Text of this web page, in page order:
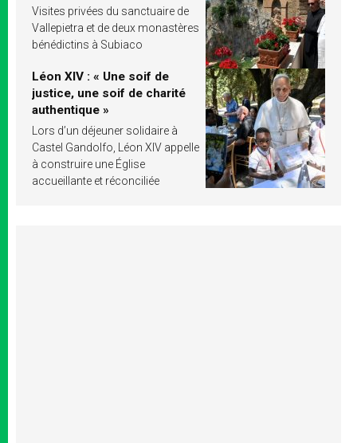
Visites privées du sanctuaire de
Vallepietra et de deux monastères
bénédictins à Subiaco
Léon XIV : « Une soif de
justice, une soif de charité
authentique »
Lors d’un déjeuner solidaire à
Castel Gandolfo, Léon XIV appelle
à construire une Église
accueillante et réconciliée